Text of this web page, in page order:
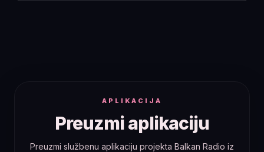
APLIKACIJA
Preuzmi aplikaciju
Preuzmi službenu aplikaciju projekta Balkan Radio iz